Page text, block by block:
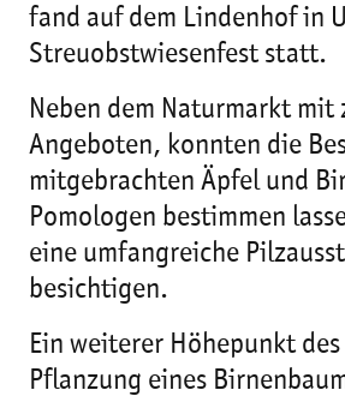
fand auf dem Lindenhof in
Streuobstwiesenfest statt.
Neben dem Naturmarkt mit
Angeboten, konnten die
mitgebrachten Äpfel und
Pomologen bestimmen
eine umfangreiche
besichtigen.
Ein weiterer Höhepunkt des
Pflanzung eines